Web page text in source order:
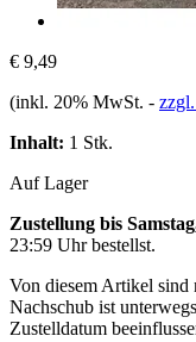
€ 9,49
(inkl. 20% MwSt. -
Inhalt: 1 Stk.
Auf Lager
Zustellung bis
23:59 Uhrbestellst.
Von diesem Artikel sind
Nachschub ist
Zustelldatum